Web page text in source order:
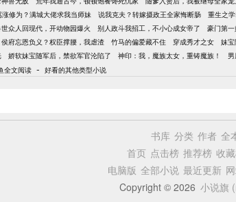
涨修为？满城大佬求我当师妹 说我克夫？转嫁摄政王全家悔断肠 重生之
众人回现代，开动物园爆火 别人政斗我招工，不小心成女帝了 豪门第
侯府忘恩负义？权臣撑腰，我虐渣 竹马的偏爱藏不住 穿成秀才之女 妹
娇软妹宝随军后，禁欲军官沦陷了 神印：我，魔族太女，重铸魔族！
全文阅读 - 好看的其他类型小说
书库 分类 作者 全
首页 点击榜 推荐榜 收
电脑版 全部小说 最近更新
Copyright © 2026 小说旗